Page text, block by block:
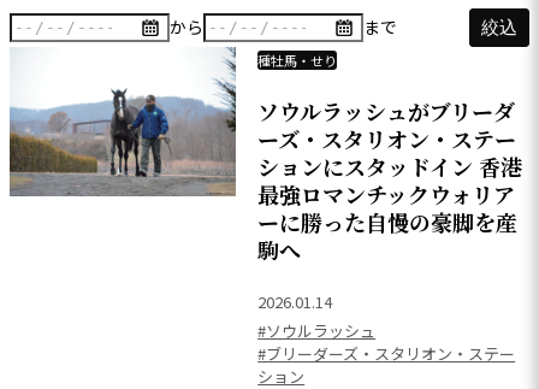
から まで 絞込
種牡馬・せり
ソウルラッシュがブリーダ
ーズ・スタリオン・ステー
ションにスタッドイン 香港
最強ロマンチックウォリア
ーに勝った自慢の豪脚を産
駒へ
2026.01.14
#ソウルラッシュ
#ブリーダーズ・スタリオン・ステー
ション